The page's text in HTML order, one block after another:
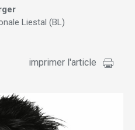
Liestal (BL)
imprimer l'article